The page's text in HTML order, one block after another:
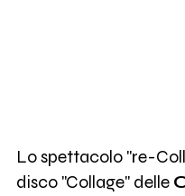
Lo spettacolo "re-
disco "Collage" delle